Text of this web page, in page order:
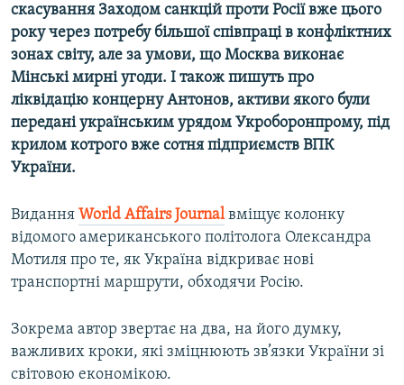
Усі сайти RFE/RL
скасування Заходом санкцій проти Росії вже цього
року через потребу більшої співпраці в конфліктних
зонах світу, але за умови, що Москва виконає
Мінські мирні угоди. І також пишуть про
ліквідацію концерну Антонов, активи якого були
передані українським урядом Укроборонпрому, під
крилом котрого вже сотня підприємств ВПК
України.
Видання World Affairs Journalвміщує колонку
відомого американського політолога Олександра
Мотиля про те, як Україна відкриває нові
транспортні маршрути, обходячи Росію.
Зокрема автор звертає на два, на його думку,
важливих кроки, які зміцнюють зв’язки України зі
світовою економікою.